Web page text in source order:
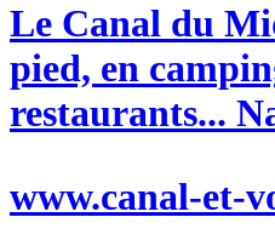
Le Canal du
pied, en
restaurants...
www.canal-et-